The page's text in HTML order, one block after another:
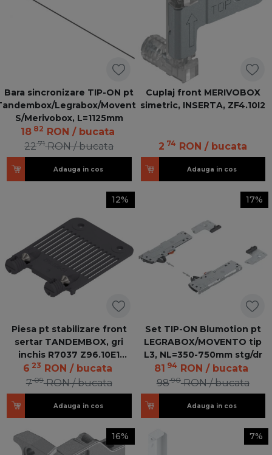
Bara sincronizare TIP-ON pt
Legrabox/Movento
S/Merivobox, L=1125mm
18 82 RON / bucata
2271 RON / bucata
Adauga in cos
Cuplaj front MERIVOBOX
simetric, INSERTA, ZF4.10I2
2 74 RON / bucata
Adauga in cos
12%
Piesa pt stabilizare front
sertar TANDEMBOX, gri
inchis R7037 Z96.10E1
FRONT-ST R737
6 23 RON / bucata
709 RON / bucata
Adauga in cos
17%
Set TIP-ON Blumotion pt
LEGRABOX/MOVENTO tip
L3, NL=350-750mm stg/dr
81 94 RON / bucata
9890 RON / bucata
Adauga in cos
16% 7%